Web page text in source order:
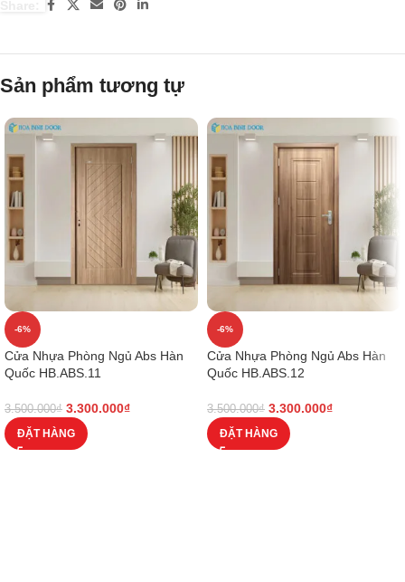
Sản phẩm tương tự
-6%
Cửa Nhựa Phòng Ngủ Abs Hàn
Quốc HB.ABS.11
3.500.000₫ 3.300.000₫
ĐẶT HÀNG
-6%
Cửa Nhựa Phòng Ngủ Abs Hàn
Quốc HB.ABS.12
3.500.000₫ 3.300.000₫
ĐẶT HÀNG